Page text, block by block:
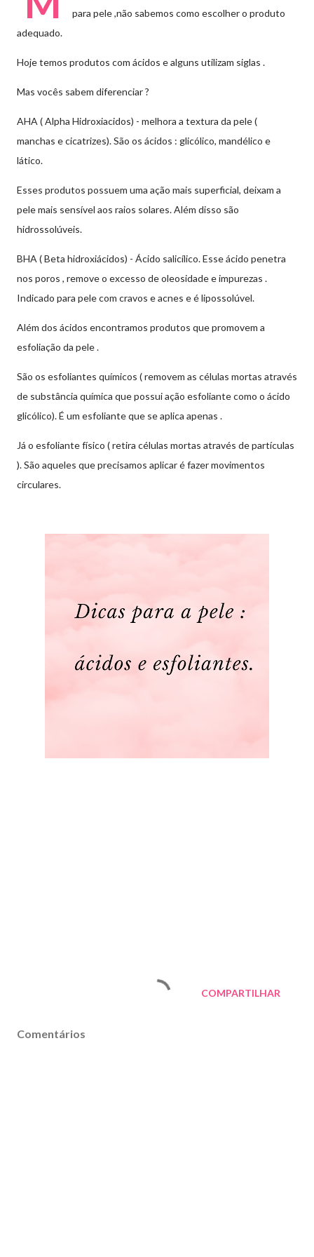
para pele ,não sabemos como escolher o produto
adequado.
Hoje temos produtos com ácidos e alguns utilizam siglas .
Mas vocês sabem diferenciar ?
AHA ( Alpha Hidroxiacidos) - melhora a textura da pele (
manchas e cicatrizes). São os ácidos : glicólico, mandélico e
lático.
Esses produtos possuem uma ação mais superficial, deixam a
pele mais sensível aos raios solares. Além disso são
hidrossolúveis.
BHA ( Beta hidroxiácidos) - Ácido salicílico. Esse ácido penetra
nos poros , remove o excesso de oleosidade e impurezas .
Indicado para pele com cravos e acnes e é lipossolúvel.
Além dos ácidos encontramos produtos que promovem a
esfoliação da pele .
São os esfoliantes químicos ( removem as células mortas através
de substância química que possui ação esfoliante como o ácido
glicólico). É um esfoliante que se aplica apenas .
Já o esfoliante físico ( retira células mortas através de partículas
). São aqueles que precisamos aplicar é fazer movimentos
circulares.
COMPARTILHAR
Comentários